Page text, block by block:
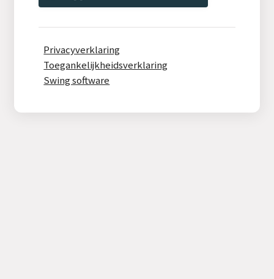
Privacyverklaring
Toegankelijkheidsverklaring
Swing software